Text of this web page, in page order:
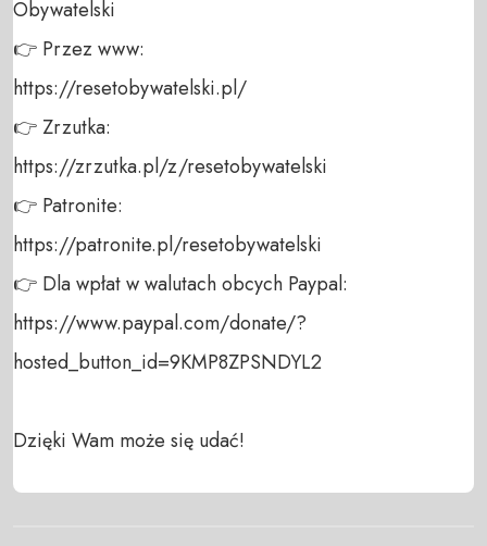
Obywatelski
👉 Przez www:
https://resetobywatelski.pl/
👉 Zrzutka:
https://zrzutka.pl/z/resetobywatelski
👉 Patronite:
https://patronite.pl/resetobywatelski
👉 Dla wpłat w walutach obcych Paypal:
https://www.paypal.com/donate/?
hosted_button_id=9KMP8ZPSNDYL2
Dzięki Wam może się udać!